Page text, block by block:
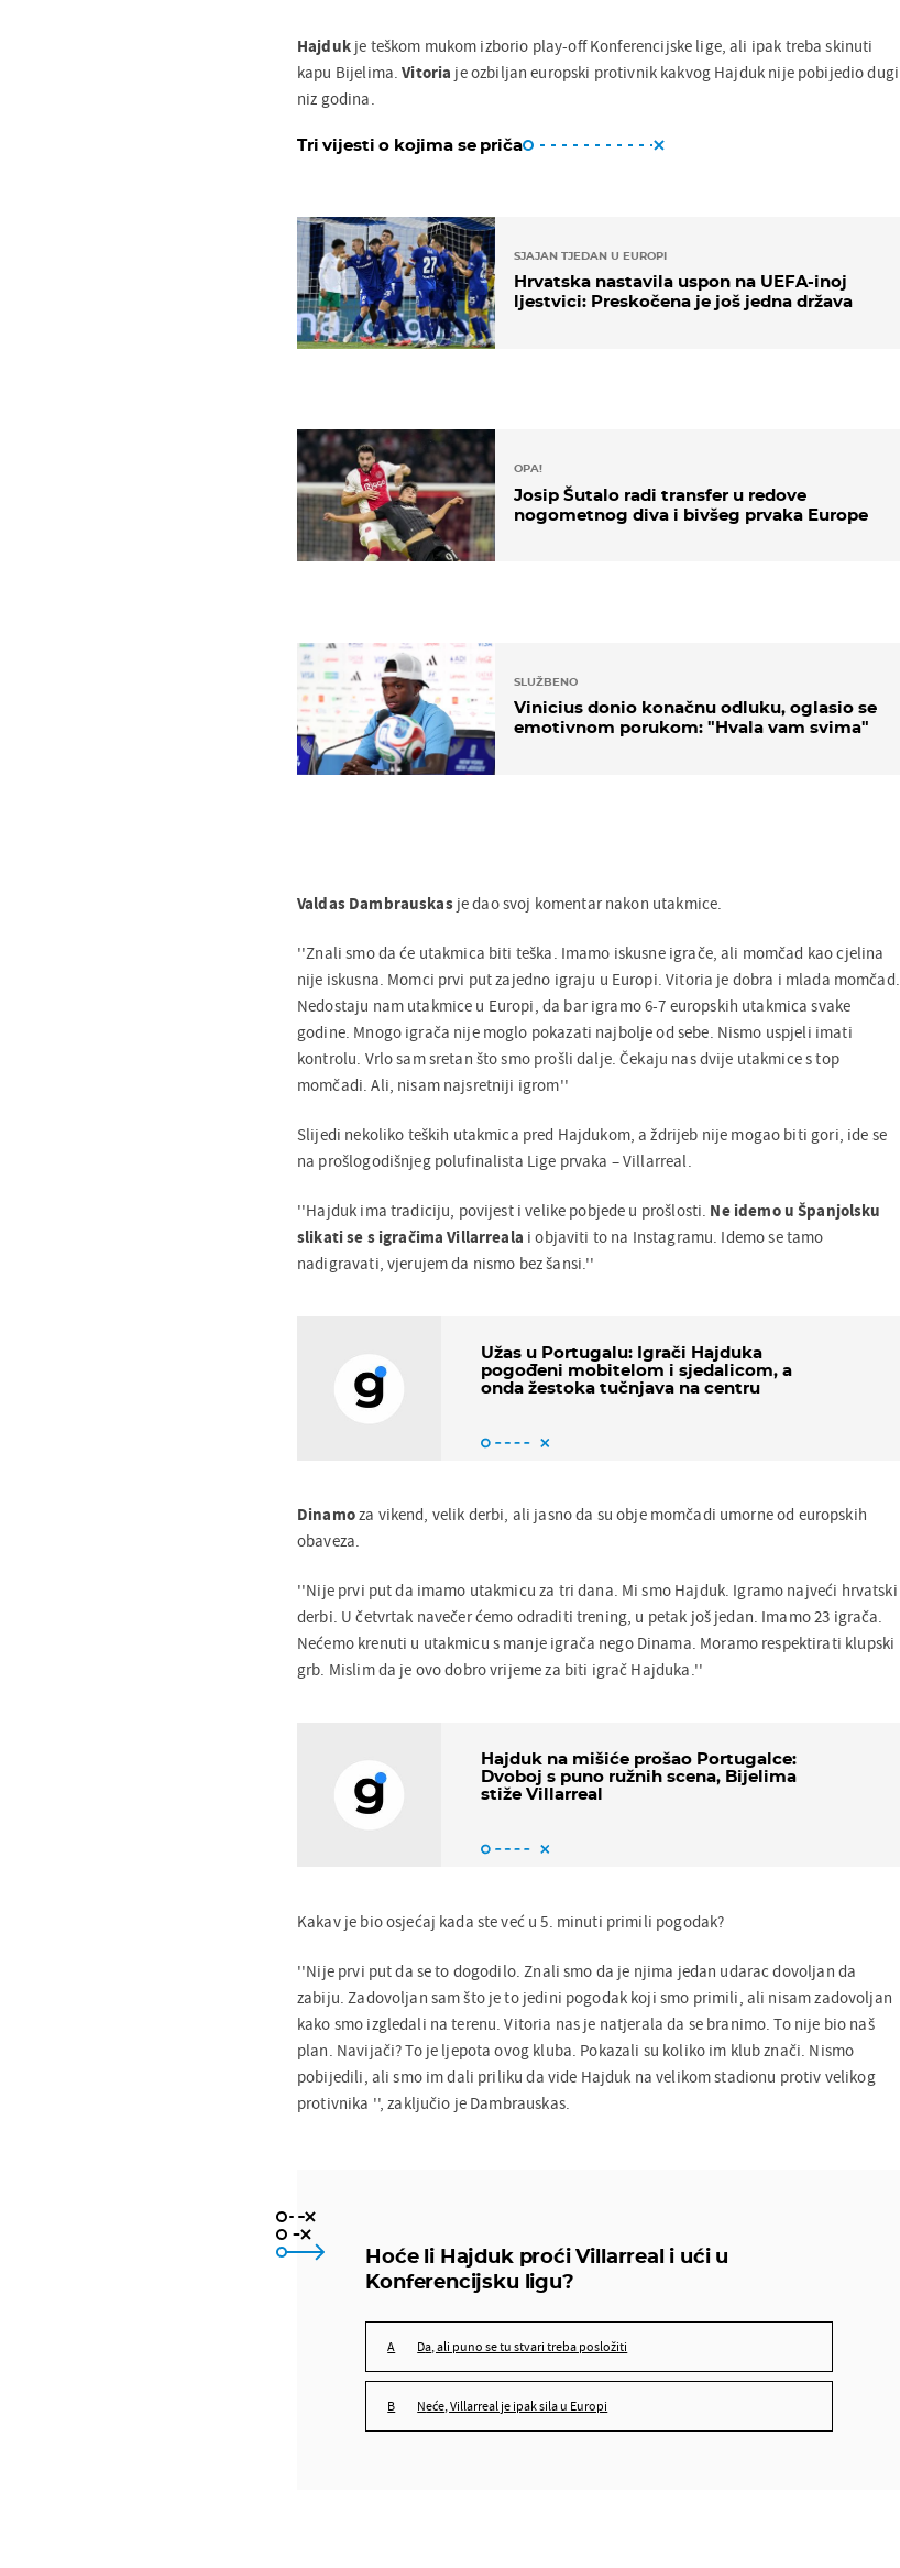
Hajdukje teškom mukom izborio play-off Konferencijske lige, ali ipak treba skinuti
kapu Bijelima.Vitoria je ozbiljan europski protivnik kakvog Hajduk nije pobijedio dugi
niz godina.
Tri vijesti o kojima se priča
SJAJAN TJEDAN U EUROPI
Hrvatska nastavila uspon na UEFA-inoj
ljestvici: Preskočena je još jedna država
OPA!
Josip Šutalo radi transfer u redove
nogometnog diva i bivšeg prvaka Europe
SLUŽBENO
Vinicius donio konačnu odluku, oglasio se
emotivnom porukom: "Hvala vam svima"
Valdas Dambrauskasje dao svoj komentar nakon utakmice.
''Znali smo da će utakmica biti teška. Imamo iskusne igrače, ali momčad kao cjelina
nije iskusna. Momci prvi put zajedno igraju u Europi. Vitoria je dobra i mlada momčad.
Nedostaju nam utakmice u Europi, da bar igramo 6-7 europskih utakmica svake
godine. Mnogo igrača nije moglo pokazati najbolje od sebe. Nismo uspjeli imati
kontrolu. Vrlo sam sretan što smo prošli dalje. Čekaju nas dvije utakmice s top
momčadi. Ali, nisam najsretniji igrom''
Slijedi nekoliko teških utakmica pred Hajdukom, a ždrijeb nije mogao biti gori, ide se
na prošlogodišnjeg polufinalista Lige prvaka – Villarreal.
''Hajduk ima tradiciju, povijest i velike pobjede u prošlosti. Ne idemo u Španjolsku
slikati se s igračima Villarreala i objaviti to na Instagramu. Idemo se tamo
nadigravati, vjerujem da nismo bez šansi.''
Užas u Portugalu: Igrači Hajduka
pogođeni mobitelom i sjedalicom, a
onda žestoka tučnjava na centru
Dinamoza vikend, velik derbi, ali jasno da su obje momčadi umorne od europskih
obaveza.
''Nije prvi put da imamo utakmicu za tri dana. Mi smo Hajduk. Igramo najveći hrvatski
derbi. U četvrtak navečer ćemo odraditi trening, u petak još jedan. Imamo 23 igrača.
Nećemo krenuti u utakmicu s manje igrača nego Dinama. Moramo respektirati klupski
grb. Mislim da je ovo dobro vrijeme za biti igrač Hajduka.''
Hajduk na mišiće prošao Portugalce:
Dvoboj s puno ružnih scena, Bijelima
stiže Villarreal
Kakav je bio osjećaj kada ste već u 5. minuti primili pogodak?
''Nije prvi put da se to dogodilo. Znali smo da je njima jedan udarac dovoljan da
zabiju. Zadovoljan sam što je to jedini pogodak koji smo primili, ali nisam zadovoljan
kako smo izgledali na terenu. Vitoria nas je natjerala da se branimo. To nije bio naš
plan. Navijači? To je ljepota ovog kluba. Pokazali su koliko im klub znači. Nismo
pobijedili, ali smo im dali priliku da vide Hajduk na velikom stadionu protiv velikog
protivnika '', zaključio je Dambrauskas.
Hoće li Hajduk proći Villarreal i ući u
Konferencijsku ligu?
Da, ali puno se tu stvari treba posložiti
Neće, Villarreal je ipak sila u Europi
Neće, Villarreal je ipak sila u Europi